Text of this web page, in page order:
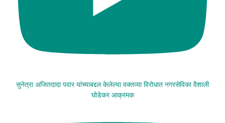
सुनेत्रा अजितदादा पवार यांच्याबद्दल केलेल्या वक्तव्या विरोधात नगरसेविका वैशाली
घोडेकर आक्रमक